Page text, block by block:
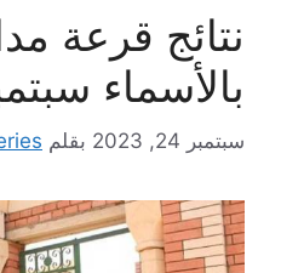
بالأسماء سبتمبر
سبتمبر 24, 2023 بقلم